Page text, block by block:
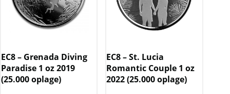
EC8 – Grenada Diving
Paradise 1 oz 2019
(25.000 oplage)
EC8 – St. Lucia
Romantic Couple 1 oz
2022 (25.000 oplage)